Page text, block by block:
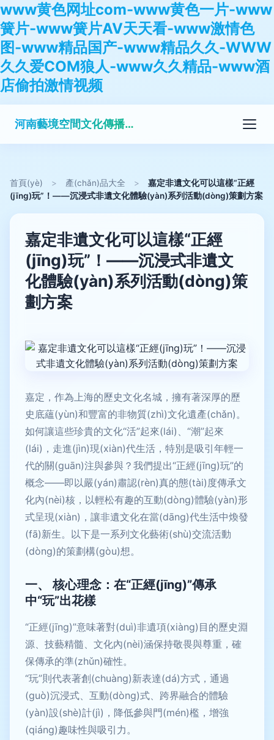
www黄色网址com-www黄色一片-www
簧片-www簧片AV天天看-www激情色
图-www精品国产-www精品久久-WWW
久久爱COM狼人-www久久精品-www酒
店偷拍激情视频
河南藝境空間文化傳播有限公司
首頁(yè) > 產(chǎn)品大全 >
嘉定非遺文化可以這樣“正經
(jīng)玩”！——沉浸式非遺文化體驗(yàn)系列活動(dòng)策劃方案
嘉定非遺文化可以這樣“正經
(jīng)玩”！——沉浸式非遺文
化體驗(yàn)系列活動(dòng)策
劃方案
嘉定，作為上海的歷史文化名城，擁有著深厚的歷
史底蘊(yùn)和豐富的非物質(zhì)文化遺產(chǎn)。
如何讓這些珍貴的文化“活”起來(lái)、“潮”起來
(lái)，走進(jìn)現(xiàn)代生活，特別是吸引年輕一
代的關(guān)注與參與？我們提出“正經(jīng)玩”的
概念——即以嚴(yán)肅認(rèn)真的態(tài)度傳承文
化內(nèi)核，以輕松有趣的互動(dòng)體驗(yàn)形
式呈現(xiàn)，讓非遺文化在當(dāng)代生活中煥發
(fā)新生。以下是一系列文化藝術(shù)交流活動
(dòng)的策劃構(gòu)想。
一、 核心理念：在“正經(jīng)”傳承
中“玩”出花樣
“正經(jīng)”意味著對(duì)非遺項(xiàng)目的歷史淵
源、技藝精髓、文化內(nèi)涵保持敬畏與尊重，確
保傳承的準(zhǔn)確性。
“玩”則代表著創(chuàng)新表達(dá)方式，通過
(guò)沉浸式、互動(dòng)式、跨界融合的體驗
(yàn)設(shè)計(jì)，降低參與門(mén)檻，增強
(qiáng)趣味性與吸引力。